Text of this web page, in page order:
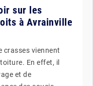
sur les
à Avrainville
crasses viennent
En effet, il
et de